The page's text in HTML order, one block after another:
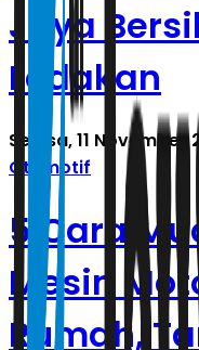
Jaya
Ledakan
Selasa, 11 November
Otomotif
5 Cara
Mesin
Rumah,